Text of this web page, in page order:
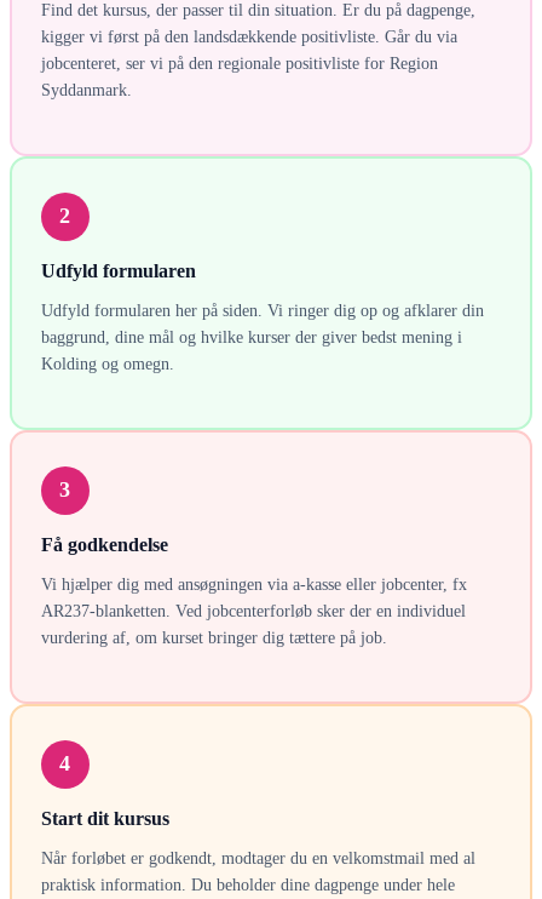
Find det kursus, der passer til din situation. Er du på dagpenge,
kigger vi først på den landsdækkende positivliste. Går du via
jobcenteret, ser vi på den regionale positivliste for Region
Syddanmark.
2
Udfyld formularen
Udfyld formularen her på siden. Vi ringer dig op og afklarer din
baggrund, dine mål og hvilke kurser der giver bedst mening i
Kolding og omegn.
3
Få godkendelse
Vi hjælper dig med ansøgningen via a-kasse eller jobcenter, fx
AR237-blanketten. Ved jobcenterforløb sker der en individuel
vurdering af, om kurset bringer dig tættere på job.
4
Start dit kursus
Når forløbet er godkendt, modtager du en velkomstmail med al
praktisk information. Du beholder dine dagpenge under hele